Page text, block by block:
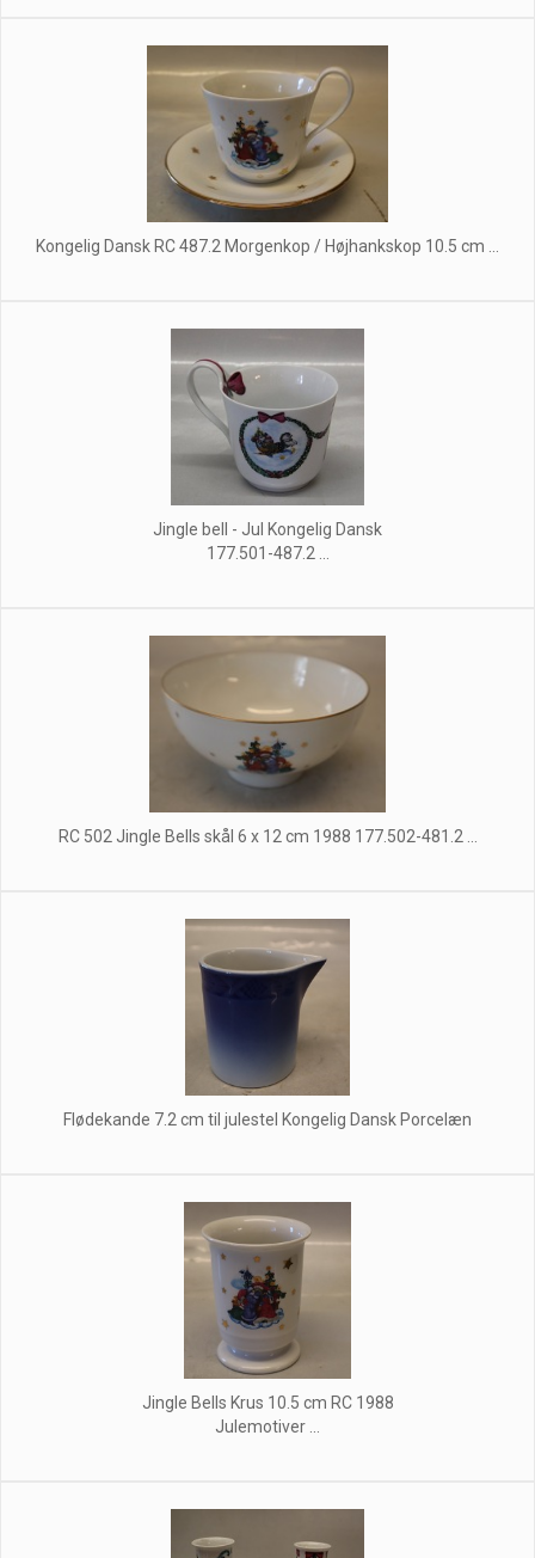
Kongelig Dansk RC 487.2 Morgenkop / Højhankskop 10.5 cm ...
Jingle bell - Jul Kongelig Dansk
177.501-487.2 ...
RC 502 Jingle Bells skål 6 x 12 cm 1988 177.502-481.2 ...
Flødekande 7.2 cm til julestel Kongelig Dansk Porcelæn
Jingle Bells Krus 10.5 cm RC 1988
Julemotiver ...